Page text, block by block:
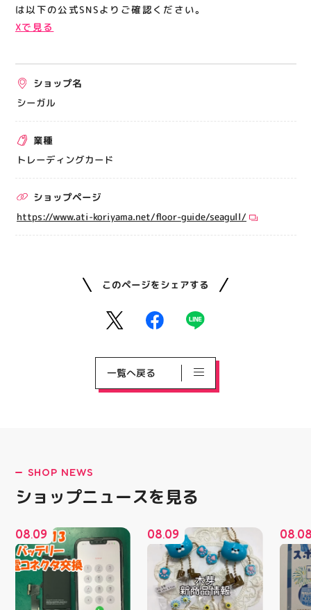
お問い合わせ
プライバシーポリシー
運営会社
出店をご検討の方へ
テナント出店募集
アティビジョンについて
は以下の公式SNSよりご確認ください。
Xで見る
ショップ名
シーガル
業種
トレーディングカード
ショップページ
https://www.ati-koriyama.net/floor-guide/seagull/
このページをシェアする
一覧へ戻る
SHOP NEWS
ショップニュースを見る
08.09 08.09 08.